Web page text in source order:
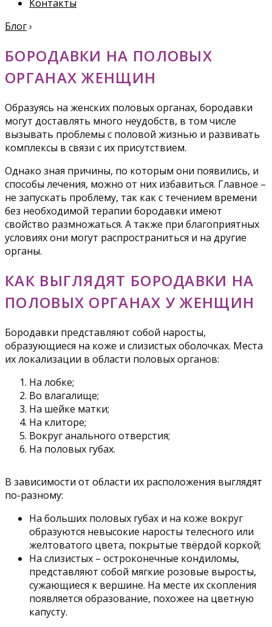
Контакты
Блог›
БОРОДАВКИ НА ПОЛОВЫХ
ОРГАНАХ ЖЕНЩИН
Образуясь на женских половых органах, бородавки
могут доставлять много неудобств, в том числе
вызывать проблемы с половой жизнью и развивать
комплексы в связи с их присутствием.
Однако зная причины, по которым они появились, и
способы лечения, можно от них избавиться. Главное –
не запускать проблему, так как с течением времени
без необходимой терапии бородавки имеют
свойство размножаться. А также при благоприятных
условиях они могут распространиться и на другие
органы.
КАК ВЫГЛЯДЯТ БОРОДАВКИ НА
ПОЛОВЫХ ОРГАНАХ У ЖЕНЩИН
Бородавки представляют собой наросты,
образующиеся на коже и слизистых оболочках. Места
их локализации в области половых органов:
На лобке;
Во влагалище;
На шейке матки;
На клиторе;
Вокруг анального отверстия;
На половых губах.
В зависимости от области их расположения выглядят
по-разному:
На больших половых губах и на коже вокруг
образуются невысокие наросты телесного или
желтоватого цвета, покрытые твёрдой коркой;
На слизистых – остроконечные кондиломы,
представляют собой мягкие розовые выросты,
сужающиеся к вершине. На месте их скопления
появляется образование, похожее на цветную
капусту.